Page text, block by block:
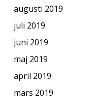
augusti 2019
juli 2019
juni 2019
maj 2019
april 2019
mars 2019